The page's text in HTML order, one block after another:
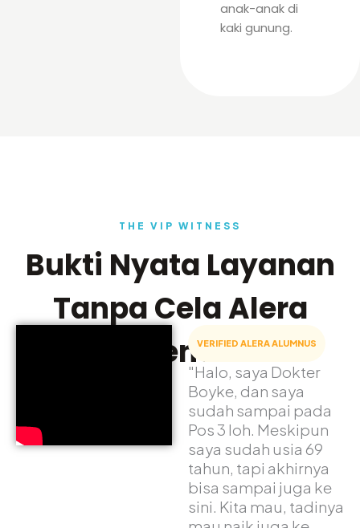
anak-anak di
kaki gunung.
THE VIP WITNESS
Bukti Nyata Layanan
Tanpa Cela Alera
Adventure
VERIFIED ALERA ALUMNUS
"Halo, saya Dokter
Boyke, dan saya
sudah sampai pada
Pos 3 loh. Meskipun
saya sudah usia 69
tahun, tapi akhirnya
bisa sampai juga ke
sini. Kita mau, tadinya